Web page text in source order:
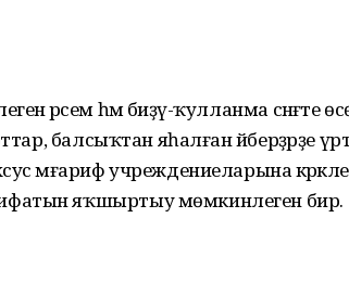
рәсем һәм биҙәү-ҡулланма сәнғәте
балсыҡтан яһалған әйберҙәрҙе
мәғариф учреждениеларына
яҡшыртыу мөмкинлеген бирә.